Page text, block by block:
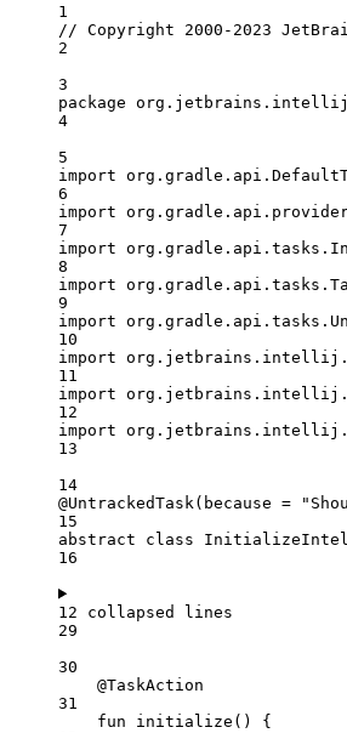
1
// Copyright 2000-2023
2
3
package
4
5
import
6
import
7
import
8
import
9
import
10
import org.jetbrains.intellij.
11
import
12
import
13
14
@UntrackedTask(because =
15
abstract
class
16
12 collapsed lines
29
30
@TaskAction
31
fun
initialize () {